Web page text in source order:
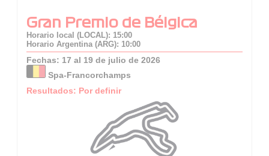
Gran Premio de Bélgica
Horario local (LOCAL): 15:00
Horario Argentina (ARG): 10:00
Fechas: 17 al 19 de julio de 2026
Spa-Francorchamps
Resultados: Por definir